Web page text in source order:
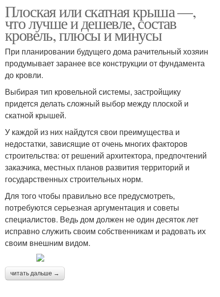
Плоская или скатная крыша —,
что лучше и дешевле, состав
кровель, плюсы и минусы
При планировании будущего дома рачительный хозяин
продумывает заранее все конструкции от фундамента
до кровли.
Выбирая тип кровельной системы, застройщику
придется делать сложный выбор между плоской и
скатной крышей.
У каждой из них найдутся свои преимущества и
недостатки, зависящие от очень многих факторов
строительства: от решений архитектора, предпочтений
заказчика, местных планов развития территорий и
государственных строительных норм.
Для того чтобы правильно все предусмотреть,
потребуются серьезная аргументация и советы
специалистов. Ведь дом должен не один десяток лет
исправно служить своим собственникам и радовать их
своим внешним видом.
читать дальше →